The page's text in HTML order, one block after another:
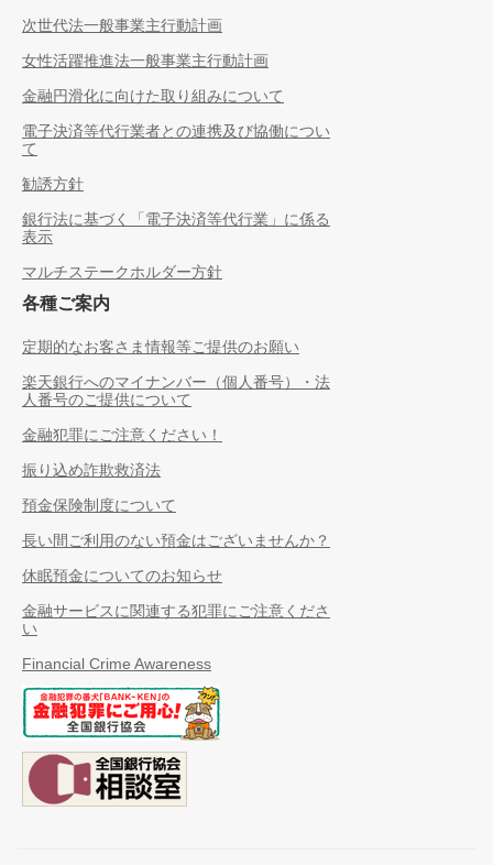
次世代法一般事業主行動計画
女性活躍推進法一般事業主行動計画
金融円滑化に向けた取り組みについて
電子決済等代行業者との連携及び協働につい
て
勧誘方針
銀行法に基づく「電子決済等代行業」に係る
表示
マルチステークホルダー方針
各種ご案内
定期的なお客さま情報等ご提供のお願い
楽天銀行へのマイナンバー（個人番号）・法
人番号のご提供について
金融犯罪にご注意ください！
振り込め詐欺救済法
預金保険制度について
長い間ご利用のない預金はございませんか？
休眠預金についてのお知らせ
金融サービスに関連する犯罪にご注意くださ
い
Financial Crime Awareness